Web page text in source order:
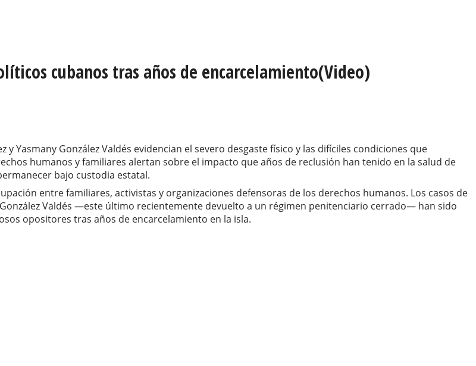
cubanos tras años de encarcelamiento(Video)
Yasmany González Valdés evidencian el severo desgaste físico y las difíciles condiciones que
humanos y familiares alertan sobre el impacto que años de reclusión han tenido en la salud de
bajo custodia estatal.
entre familiares, activistas y organizaciones defensoras de los derechos humanos. Los casos de
Valdés —este último recientemente devuelto a un régimen penitenciario cerrado— han sido
opositores tras años de encarcelamiento en la isla.